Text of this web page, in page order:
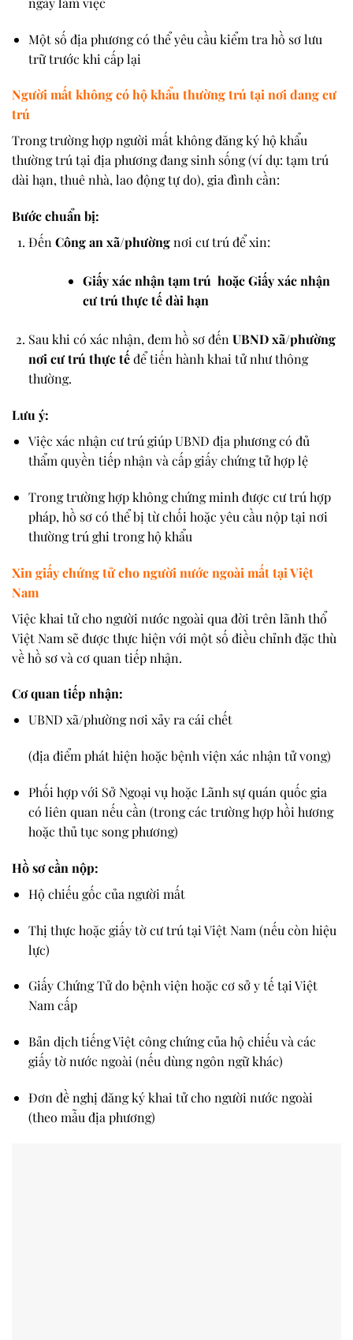
Một số địa phương có thể yêu cầu kiểm tra hồ sơ lưu
trữ trước khi cấp lại
Người mất không có hộ khẩu thường trú tại nơi đang cư
trú
Trong trường hợpngười mất không đăng ký hộ khẩu
thường trútại địa phương đang sinh sống (ví dụ: tạm trú
dài hạn, thuê nhà, lao động tự do), gia đình cần:
Bước chuẩn bị:
Đến Công an xã/phườngnơi cư trú để xin:
Giấy xác nhận tạm trú hoặcGiấy xác nhận
cư trú thực tế dài hạn
Sau khi có xác nhận, đem hồ sơ đến UBND xã/phường
nơi cư trú thực tếđể tiến hành khai tử như thông
thường.
Lưu ý:
Việc xác nhận cư trú giúp UBND địa phương có đủ
thẩm quyền tiếp nhận và cấp giấy chứng tử hợp lệ
Trong trường hợp không chứng minh được cư trú hợp
pháp, hồ sơ có thể bị từ chối hoặc yêu cầu nộp tại nơi
thường trú ghi trong hộ khẩu
Xin giấy chứng tử cho người nước ngoài mất tại Việt
Nam
Việc khai tử cho người nước ngoài qua đời trên lãnh thổ
Việt Nam sẽ được thực hiện với một số điều chỉnh đặc thù
về hồ sơ và cơ quan tiếp nhận.
Cơ quan tiếp nhận:
UBND xã/phường nơi xảy ra cái chết
(địa điểm phát hiện hoặc bệnh viện xác nhận tử vong)
Phối hợp với Sở Ngoại vụ hoặc Lãnh sự quán quốc gia
có liên quan nếu cần (trong các trường hợp hồi hương
hoặc thủ tục song phương)
Hồ sơ cần nộp:
Hộ chiếu gốc của người mất
Thị thực hoặc giấy tờ cư trú tại Việt Nam (nếu còn hiệu
lực)
Giấy Chứng Tửdo bệnh viện hoặc cơ sở y tế tại Việt
Nam cấp
Bản dịch tiếng Việt công chứngcủa hộ chiếu và các
giấy tờ nước ngoài (nếu dùng ngôn ngữ khác)
Đơn đề nghị đăng ký khai tử cho người nước ngoài
(theo mẫu địa phương)